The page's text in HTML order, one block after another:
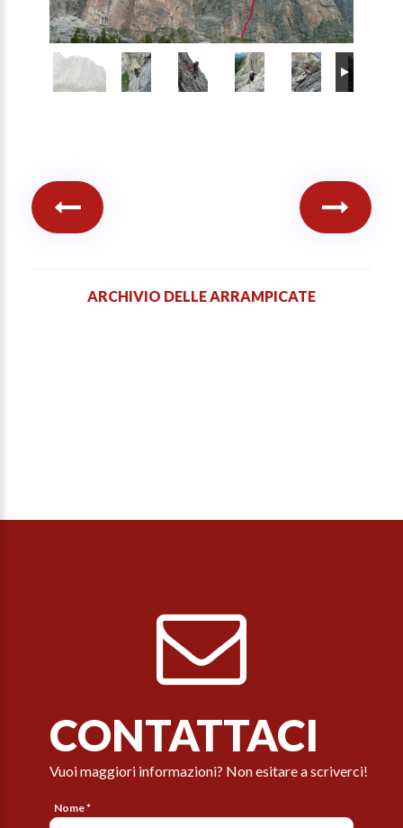
ARCHIVIO DELLE ARRAMPICATE
CONTATTACI
Vuoi maggiori informazioni? Non esitare a scriverci!
Nome *